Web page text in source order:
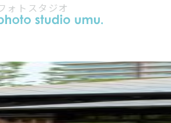
ォトスタジオ